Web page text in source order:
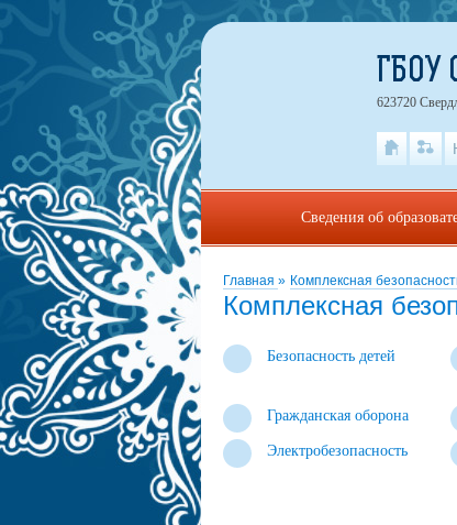
Главная » Комплексная
Комплексная
Безопасность детей
Гражданская оборона
Электробезопасность
ГБОУ
623720
Сведения об